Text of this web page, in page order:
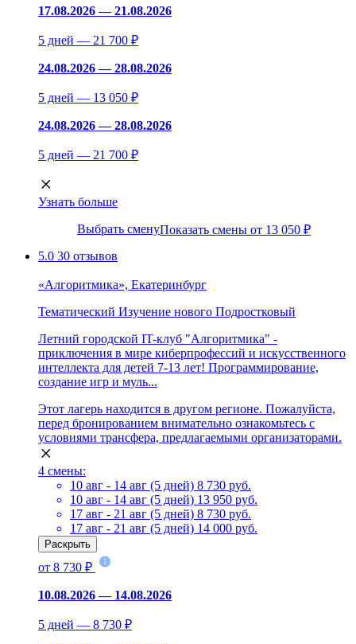
17.08.2026 — 21.08.2026
5 дней — 21 700 ₽
24.08.2026 — 28.08.2026
5 дней — 13 050 ₽
24.08.2026 — 28.08.2026
5 дней — 21 700 ₽
Узнать больше
Выбрать сменуПоказать смены от 13 050 ₽
5.0 30 отзывов
«Алгоритмика», Екатеринбург
Тематический Изучение нового Подростковый
Летний городской IT-клуб "Алгоритмика" -
приключения в мире киберпрофессий и искусственного
интеллекта для детей 7-13 лет! Программирование,
создание игр и муль...
Этот лагерь находится в другом регионе. Пожалуйста,
перед бронированием внимательно ознакомьтесь с
условиями трансфера, предлагаемыми организаторами.
4 смены:
10 авг - 14 авг (5 дней) 8 730 руб.
10 авг - 14 авг (5 дней) 13 950 руб.
17 авг - 21 авг (5 дней) 8 730 руб.
17 авг - 21 авг (5 дней) 14 000 руб.
Раскрыть
от 8 730 ₽
10.08.2026 — 14.08.2026
5 дней — 8 730 ₽